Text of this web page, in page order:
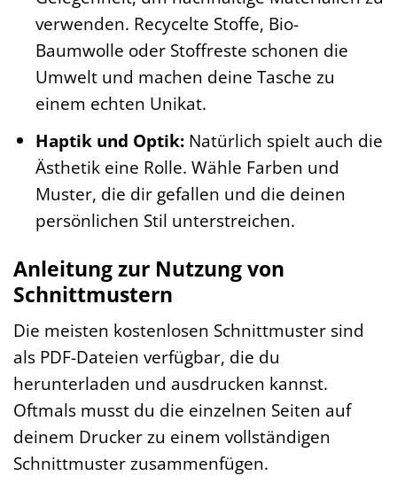
verwenden. Recycelte Stoffe, Bio-
Baumwolle oder Stoffreste schonen die
Umwelt und machen deine Tasche zu
einem echten Unikat.
Haptik und Optik:Natürlich spielt auch die
Ästhetik eine Rolle. Wähle Farben und
Muster, die dir gefallen und die deinen
persönlichen Stil unterstreichen.
Anleitung zur Nutzung von
Schnittmustern
Die meisten kostenlosen Schnittmuster sind
als PDF-Dateien verfügbar, die du
herunterladen und ausdrucken kannst.
Oftmals musst du die einzelnen Seiten auf
deinem Drucker zu einem vollständigen
Schnittmuster zusammenfügen.